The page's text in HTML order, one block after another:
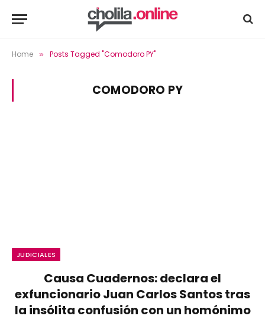
Home » Posts Tagged "Comodoro PY"
COMODORO PY
JUDICIALES
Causa Cuadernos: declara el
exfuncionario Juan Carlos Santos tras
la insólita confusión con un homónimo